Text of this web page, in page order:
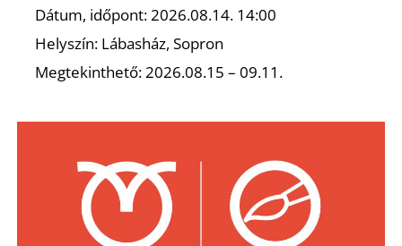
Dátum, időpont: 2026.08.14. 14:00
Helyszín: Lábasház, Sopron
Megtekinthető: 2026.08.15 – 09.11.